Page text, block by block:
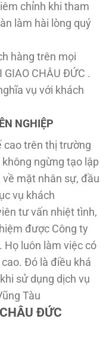
chỉnh khi tham
làm hài lòng quý
hàng trên mọi
CHÂU ĐỨC .
vụ với khách
NGHIỆP
cao trên thị trường
không ngừng tạo lập
mặt nhân sự, đầu
vụ khách
tư vấn nhiệt tình,
được Công ty
Họ luôn làm việc có
Đó là điều khá
sử dụng dịch vụ
Tàu
ĐỨC